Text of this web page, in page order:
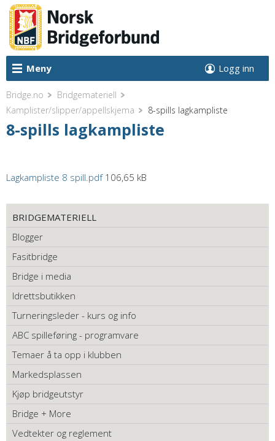
Meny Logg inn
Bridge.no
Bridgemateriell
Kamplister/slipper/appellskjema
8-spills lagkampliste
8-spills lagkampliste
Lagkampliste 8 spill.pdf106,65 kB
BRIDGEMATERIELL
Blogger
Fasitbridge
Bridge i media
Idrettsbutikken
Turneringsleder - kurs og info
ABC spilleføring - programvare
Temaer å ta opp i klubben
Markedsplassen
Kjøp bridgeutstyr
Bridge + More
Vedtekter og reglement